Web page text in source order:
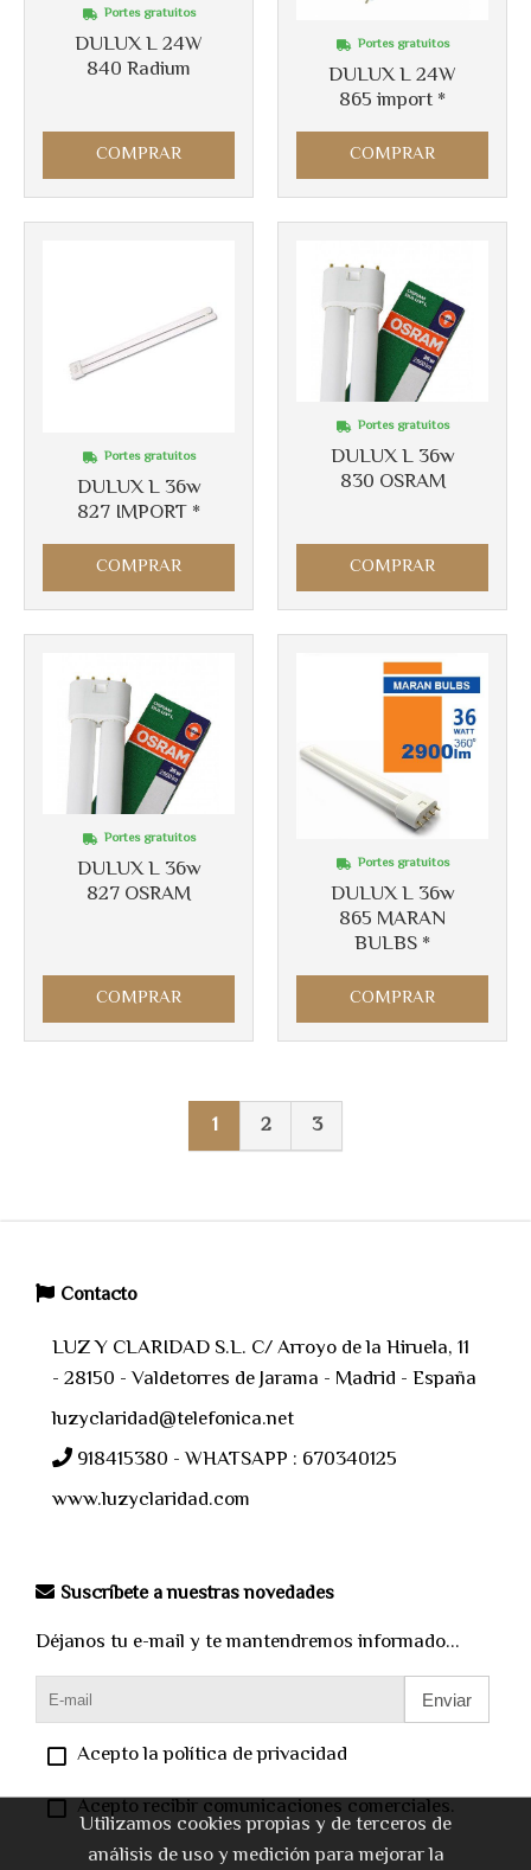
DULUX L 24W
840 Radium
Portes gratuitos
COMPRAR
DULUX L 24W
865 import *
Portes gratuitos
COMPRAR
DULUX L 36w
827 IMPORT *
Portes gratuitos
COMPRAR
DULUX L 36w
830 OSRAM
Portes gratuitos
COMPRAR
DULUX L 36w
827 OSRAM
Portes gratuitos
COMPRAR
DULUX L 36w
865 MARAN
BULBS *
Portes gratuitos
COMPRAR
1 2 3
Contacto
LUZ Y CLARIDAD S.L. C/ Arroyo de la Hiruela, 11
- 28150 - Valdetorres de Jarama - Madrid - España
luzyclaridad@telefonica.net
918415380 - WHATSAPP : 670340125
www.luzyclaridad.com
Suscríbete a nuestras novedades
Déjanos tu e-mail y te mantendremos informado...
Enviar
Acepto la política de privacidad
Acepto recibir comunicaciones comerciales.
Utilizamos cookies propias y de terceros de
análisis de uso y medición para mejorar la